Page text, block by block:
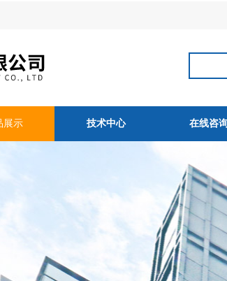
展示 技术中心 在线咨询